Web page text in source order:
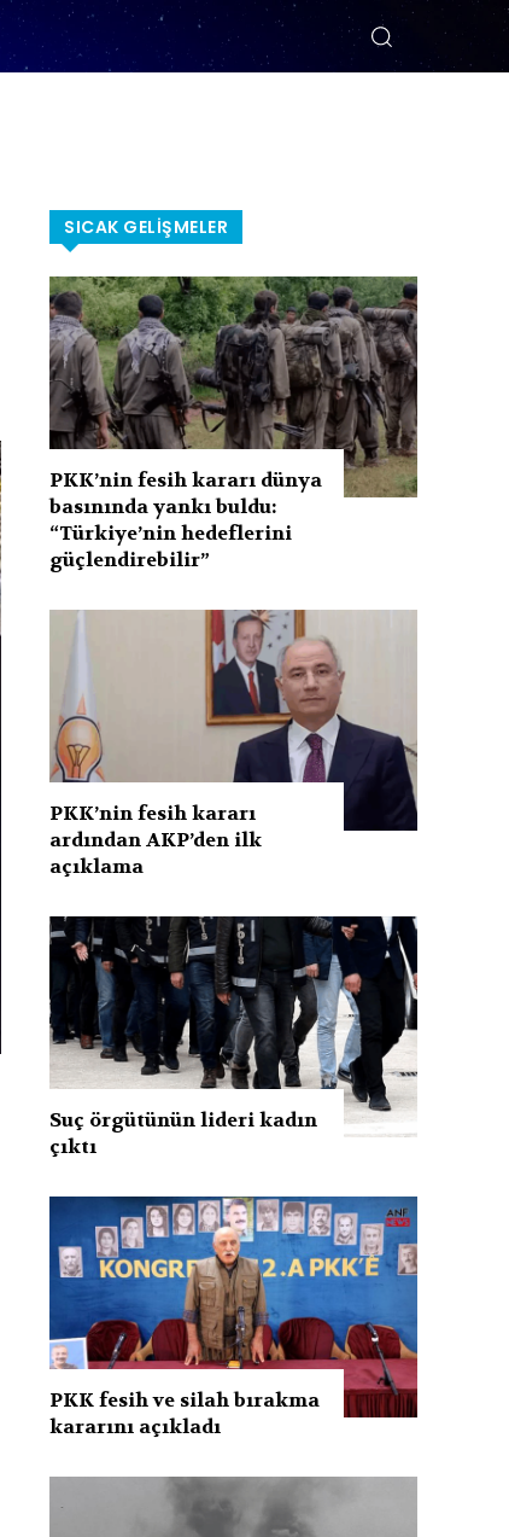
SICAK GELIŞMELER
PKK’nin fesih kararı dünya
basınında yankı buldu:
“Türkiye’nin hedeflerini
güçlendirebilir”
PKK’nin fesih kararı
ardından AKP’den ilk
açıklama
Suç örgütünün lideri kadın
çıktı
PKK fesih ve silah bırakma
kararını açıkladı